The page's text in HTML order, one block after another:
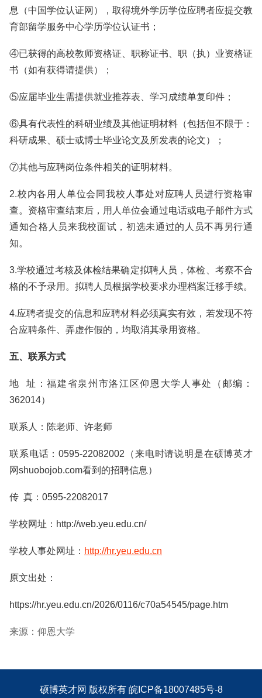
息（中国学位认证网），取得境外学历学位应聘者应提交教
育部留学服务中心学历学位认证书；
④已获得的高校教师资格证、职称证书、职（执）业资格证
书（如有获得请提供）；
⑤应届毕业生需提供就业推荐表、学习成绩单复印件；
⑥具有代表性的科研业绩及其他证明材料（包括但不限于：
科研成果、硕士或博士毕业论文及所发表的论文）；
⑦其他与应聘岗位条件相关的证明材料。
2.校内各用人单位会同我校人事处对应聘人员进行资格审
查。资格审查结束后，用人单位会通过电话或电子邮件方式
通知合格人员来我校面试，初选未通过的人员不再另行通
知。
3.学校通过考核及体检结果确定拟聘人员，体检、考察不合
格的不予录用。拟聘人员根据学校要求办理档案迁移手续。
4.应聘者提交的信息和应聘材料必须真实有效，若发现不符
合应聘条件、弄虚作假的，均取消其录用资格。
五、联系方式
地 址：福建省泉州市洛江区仰恩大学人事处（邮编：
362014）
联系人：陈老师、许老师
联系电话：0595-22082002（来电时请说明是在硕博英才
网shuobojob.com看到的招聘信息）
传 真：0595-22082017
学校网址：http://web.yeu.edu.cn/
学校人事处网址： http://hr.yeu.edu.cn
原文出处：
https://hr.yeu.edu.cn/2026/0116/c70a54545/page.htm
来源：仰恩大学
硕博英才网 版权所有 皖ICP备18007485号-8